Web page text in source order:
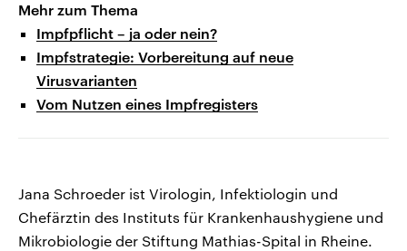
Mehr zum Thema
Impfpflicht – ja oder nein?
Impfstrategie: Vorbereitung auf neue
Virusvarianten
Vom Nutzen eines Impfregisters
Jana Schroeder ist Virologin, Infektiologin und
Chefärztin des Instituts für Krankenhaushygiene und
Mikrobiologie der Stiftung Mathias-Spital in Rheine.